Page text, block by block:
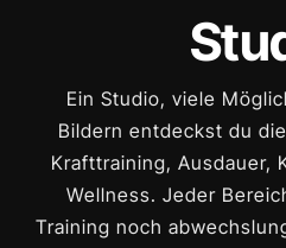
Ein Studio, viele
Bildern entdeckst du
Krafttraining, Ausdauer,
Wellness. Jeder
Training noch